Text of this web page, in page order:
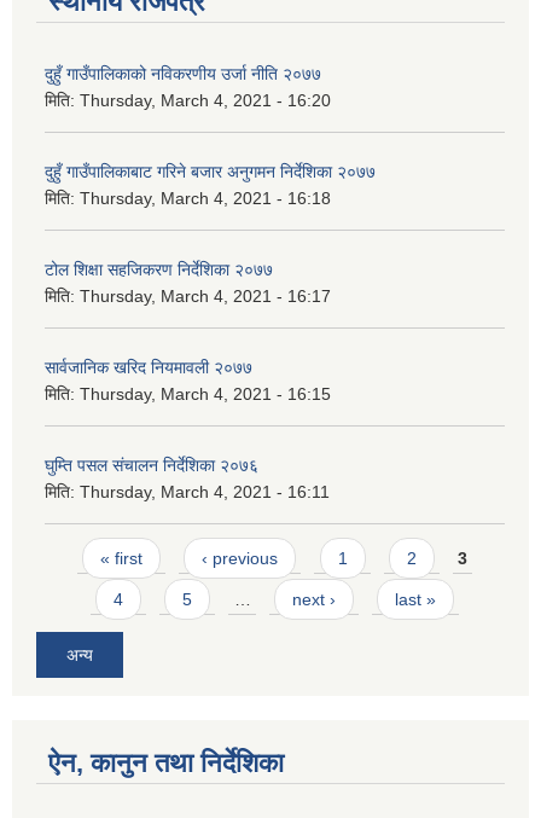
दुहुँ गाउँपालिकाको नविकरणीय उर्जा नीति २०७७
मिति: Thursday, March 4, 2021 - 16:20
दुहुँ गाउँपालिकाबाट गरिने बजार अनुगमन निर्देशिका २०७७
मिति: Thursday, March 4, 2021 - 16:18
टोल शिक्षा सहजिकरण निर्देशिका २०७७
मिति: Thursday, March 4, 2021 - 16:17
सार्वजानिक खरिद नियमावली २०७७
मिति: Thursday, March 4, 2021 - 16:15
घुम्ति पसल संचालन निर्देशिका २०७६
मिति: Thursday, March 4, 2021 - 16:11
Pages
« first ‹ previous 1 2 3
4 5 next › last »
अन्य
ऐन, कानुन तथा निर्देशिका